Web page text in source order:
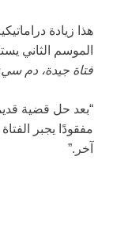
هذا زيادة
الموسم الثاني
فتاة جيدة، دم
مفقودًا يجبر
آخر.”